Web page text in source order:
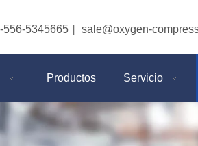
556-5345665 sale@oxygen-
Productos Servicio